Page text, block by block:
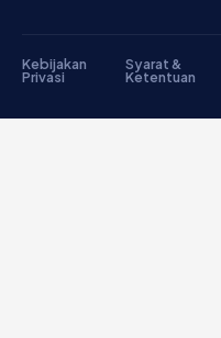
Kebijakan
Privasi
Syarat &
Ketentuan